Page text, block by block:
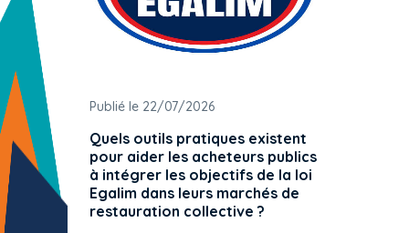
Publié le 22/07/2026
Quels outils pratiques existent
pour aider les acheteurs publics
à intégrer les objectifs de la loi
Egalim dans leurs marchés de
restauration collective ?